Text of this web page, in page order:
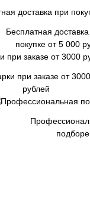
Бесплатная
покупке от 5 000
при заказе от 3000
рублей